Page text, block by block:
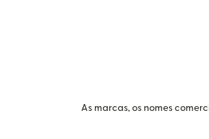
As marcas, os nomes